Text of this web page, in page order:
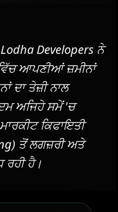
Developers ਨੇ
ਵਿੱਚ ਆਪਣੀਆਂ ਜ਼ਮੀਨਾਂ
ਦਾ ਤੇਜ਼ੀ ਨਾਲ
ਅਜਿਹੇ ਸਮੇਂ 'ਚ
ਕਿਫਾਇਤੀ
ਤੋਂ ਲਗਜ਼ਰੀ ਅਤੇ
ਹੈ।